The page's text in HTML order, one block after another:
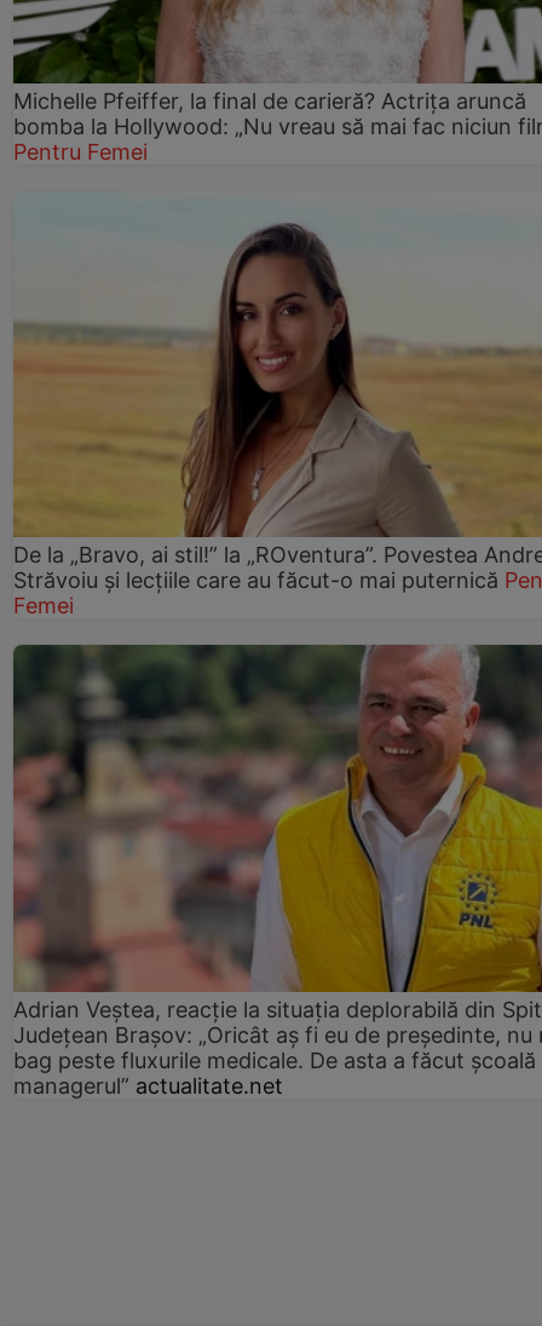
Michelle Pfeiffer, la final de carieră? Actrița aruncă
bomba la Hollywood: „Nu vreau să mai fac niciun
Pentru Femei
De la „Bravo, ai stil!” la „ROventura”. Povestea
Străvoiu și lecțiile care au făcut-o mai puternică
Femei
Adrian Veștea, reacție la situația deplorabilă din
Județean Brașov: „Oricât aș fi eu de președinte, nu
bag peste fluxurile medicale. De asta a făcut școală
managerul” actualitate.net